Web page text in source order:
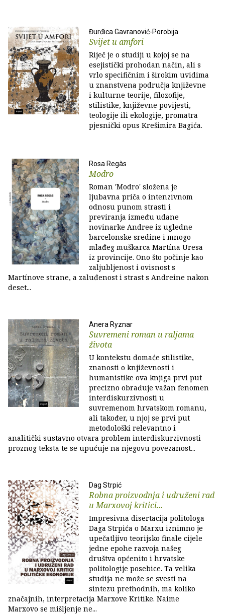
Đurđica Gavranović-Porobija
Svijet u amfori
Riječ je o studiji u kojoj se na
esejistički prohodan način, ali s
vrlo specifičnim i širokim uvidima
u znanstvena područja književne
i kulturne teorije, filozofije,
stilistike, književne povijesti,
teologije ili ekologije, promatra
pjesnički opus Krešimira Bagića.
Rosa Regàs
Modro
Roman 'Modro' složena je
ljubavna priča o intenzivnom
odnosu punom strasti i
previranja između udane
novinarke Andree iz ugledne
barcelonske sredine i mnogo
mlađeg muškarca Martína Uresa
iz provincije. Ono što počinje kao
zaljubljenost i ovisnost s
Martínove strane, a zaluđenost i strast s Andreine nakon
deset...
Anera Ryznar
Suvremeni roman u raljama
života
U kontekstu domaće stilistike,
znanosti o književnosti i
humanistike ova knjiga prvi put
precizno obrađuje važan fenomen
interdiskurzivnosti u
suvremenom hrvatskom romanu,
ali također, u njoj se prvi put
metodološki relevantno i
analitički sustavno otvara problem interdiskurzivnosti
proznog teksta te se upućuje na njegovu povezanost...
Dag Strpić
Robna proizvodnja i udruženi rad
u Marxovoj kritici...
Impresivna disertacija politologa
Daga Strpića o Marxu iznimno je
upečatljivo teorijsko finale cijele
jedne epohe razvoja našeg
društva općenito i hrvatske
politologije posebice. Ta velika
studija ne može se svesti na
sintezu prethodnih, ma koliko
značajnih, interpretacija Marxove Kritike. Naime
Marxovo se mišljenje ne...